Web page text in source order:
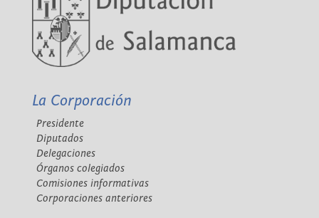
La Corporación
Presidente
Diputados
Delegaciones
Órganos colegiados
Comisiones informativas
Corporaciones anteriores